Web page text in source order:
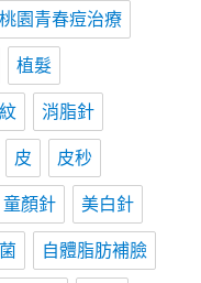
桃園青春痘治療
植髮
消脂針
皮 皮秒
童顏針 美白針
自體脂肪補臉